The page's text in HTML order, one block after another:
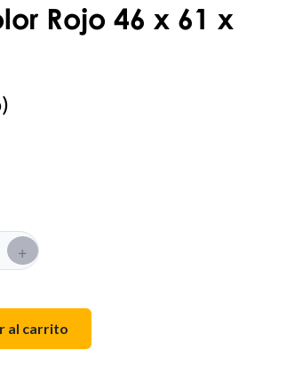
Rojo 46 x 61 x
+
al carrito